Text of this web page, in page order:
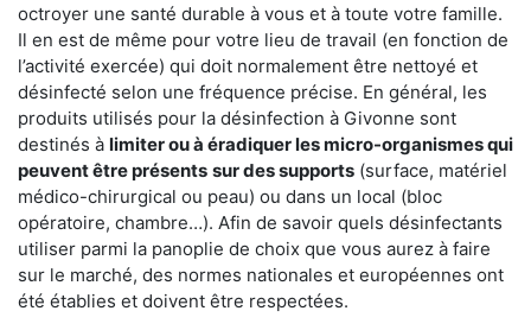
octroyer une santé durable à vous et à toute votre famille.
Il en est de même pour votre lieu de travail (en fonction de
l’activité exercée) qui doit normalement être nettoyé et
désinfecté selon une fréquence précise. En général, les
produits utilisés pour la désinfection à Givonne sont
destinés à limiter ou à éradiquer les micro-organismes qui
peuvent être présents sur des supports (surface, matériel
médico-chirurgical ou peau) ou dans un local (bloc
opératoire, chambre…). Afin de savoir quels désinfectants
utiliser parmi la panoplie de choix que vous aurez à faire
sur le marché, des normes nationales et européennes ont
été établies et doivent être respectées.